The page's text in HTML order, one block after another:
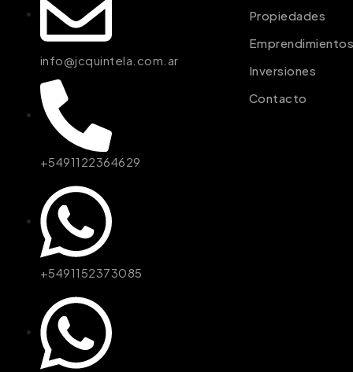
info@jcquintela.com.ar
+5491122364629
+5491152373085
Propiedades
Inversiones
Contacto